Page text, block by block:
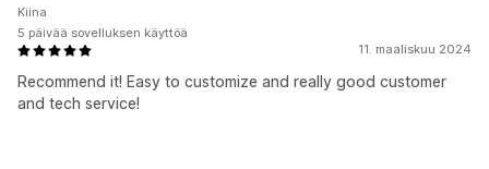
11. maaliskuu 2024
Recommend it! Easy to customize and really good customer
and tech service!
Kiina
5 päivää sovelluksen käyttöä